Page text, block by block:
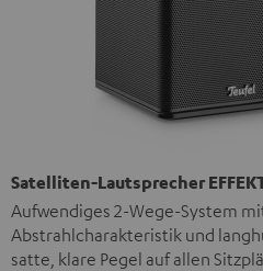
Satelliten-Lautsprecher
Aufwendiges 2-Wege-System
Abstrahlcharakteristik und
satte, klare Pegel auf allen